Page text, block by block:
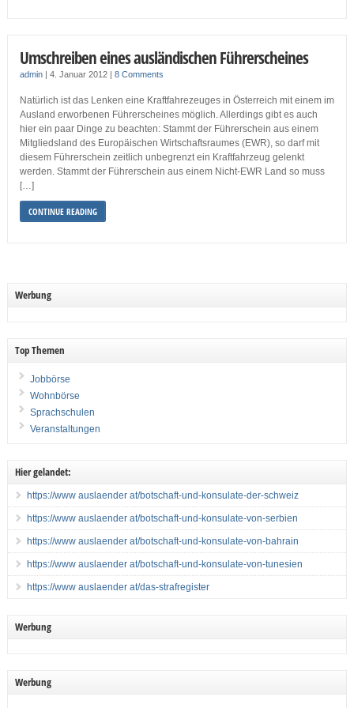
Umschreiben eines ausländischen Führerscheines
admin| 4. Januar 2012 | 8 Comments
Natürlich ist das Lenken eine Kraftfahrezeuges in Österreich mit einem im
Ausland erworbenen Führerscheines möglich. Allerdings gibt es auch
hier ein paar Dinge zu beachten: Stammt der Führerschein aus einem
Mitgliedsland des Europäischen Wirtschaftsraumes (EWR), so darf mit
diesem Führerschein zeitlich unbegrenzt ein Kraftfahrzeug gelenkt
werden. Stammt der Führerschein aus einem Nicht-EWR Land so muss
[…]
CONTINUE READING
Werbung
Top Themen
Jobbörse
Wohnbörse
Sprachschulen
Veranstaltungen
Hier gelandet:
https://www auslaender at/botschaft-und-konsulate-der-schweiz
https://www auslaender at/botschaft-und-konsulate-von-serbien
https://www auslaender at/botschaft-und-konsulate-von-bahrain
https://www auslaender at/botschaft-und-konsulate-von-tunesien
https://www auslaender at/das-strafregister
Werbung
Werbung